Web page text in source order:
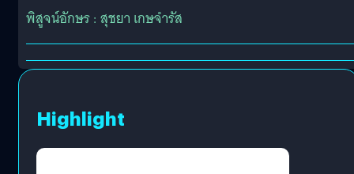
พิสูจน์อักษร : สุชยา เกษจำรัส
Highlight